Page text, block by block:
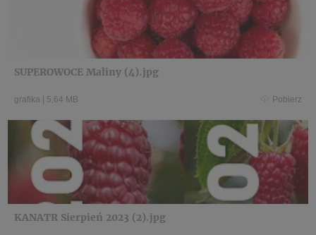
SUPEROWOCE Maliny (4).jpg
grafika | 5,64 MB Pobierz
KANATR Sierpień 2023 (2).jpg